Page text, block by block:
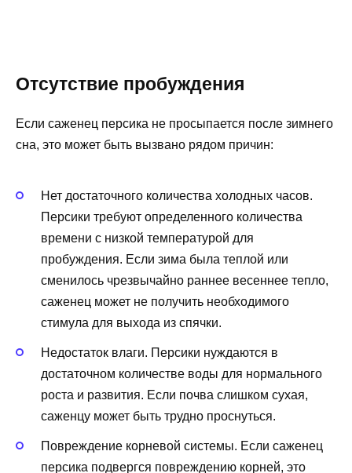
Отсутствие пробуждения
Если саженец персика не просыпается после зимнего
сна, это может быть вызвано рядом причин:
Нет достаточного количества холодных часов.
Персики требуют определенного количества
времени с низкой температурой для
пробуждения. Если зима была теплой или
сменилось чрезвычайно раннее весеннее тепло,
саженец может не получить необходимого
стимула для выхода из спячки.
Недостаток влаги. Персики нуждаются в
достаточном количестве воды для нормального
роста и развития. Если почва слишком сухая,
саженцу может быть трудно проснуться.
Повреждение корневой системы. Если саженец
персика подвергся повреждению корней, это